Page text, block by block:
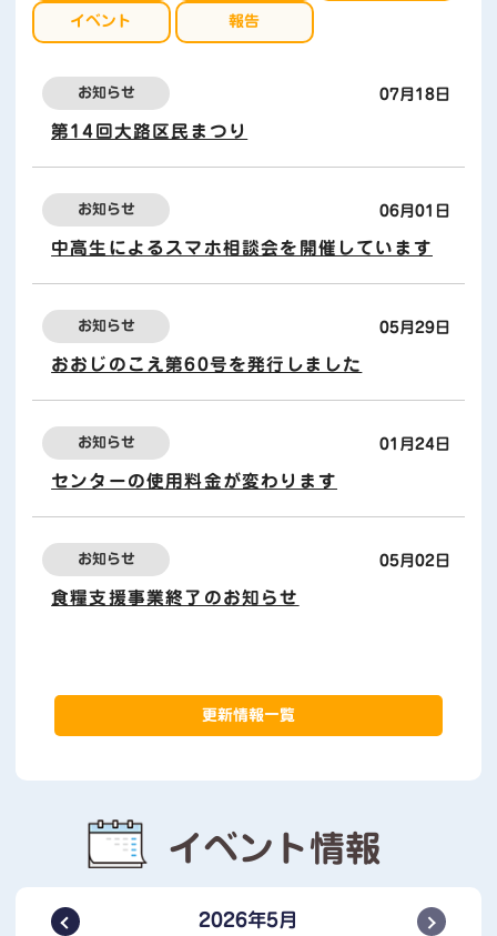
イベント 報告
07月18日
お知らせ
第14回大路区民まつり
06月01日
お知らせ
中高生によるスマホ相談会を開催しています
05月29日
お知らせ
おおじのこえ第60号を発行しました
01月24日
お知らせ
センターの使用料金が変わります
05月02日
お知らせ
食糧支援事業終了のお知らせ
地下道利用について
ノルディックウォーキング開催日のお知らせ
03月24日
更新情報一覧
イベント情報
2026年5月